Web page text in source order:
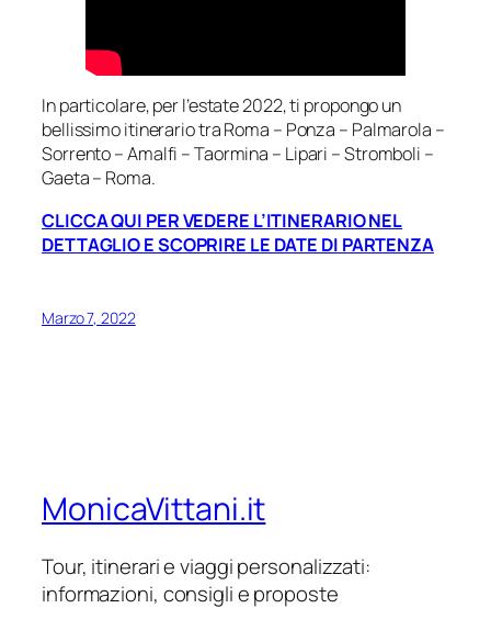
In particolare, per l’estate 2022, ti propongo un
bellissimo itinerario tra Roma – Ponza – Palmarola –
Sorrento – Amalfi – Taormina – Lipari – Stromboli –
Gaeta – Roma.
CLICCA QUI PER VEDERE L’ITINERARIO NEL
DETTAGLIO E SCOPRIRE LE DATE DI PARTENZA
Marzo 7, 2022
MonicaVittani.it
Tour, itinerari e viaggi personalizzati:
informazioni, consigli e proposte